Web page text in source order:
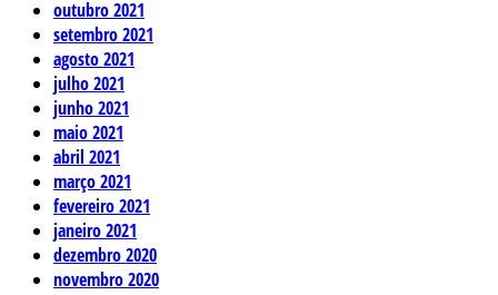
outubro 2021
setembro 2021
agosto 2021
julho 2021
junho 2021
maio 2021
abril 2021
março 2021
fevereiro 2021
janeiro 2021
dezembro 2020
novembro 2020